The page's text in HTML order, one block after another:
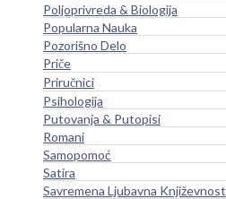
Poljoprivreda & Biologija
Popularna Nauka
Pozorišno Delo
Priče
Priručnici
Psihologija
Putovanja & Putopisi
Romani
Samopomoć
Satira
Savremena Ljubavna Književnost